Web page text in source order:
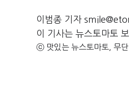
이범종 기자
이 기사는 뉴스토마토
ⓒ 맛있는 뉴스토마토, 무단